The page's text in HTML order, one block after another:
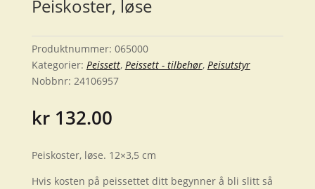
Peiskoster, løse
Produktnummer: 065000
Kategorier: Peissett, Peissett - tilbehør, Peisutstyr
Nobbnr: 24106957
kr132.00
Peiskoster, løse. 12×3,5 cm
Hvis kosten på peissettet ditt begynner å bli slitt så